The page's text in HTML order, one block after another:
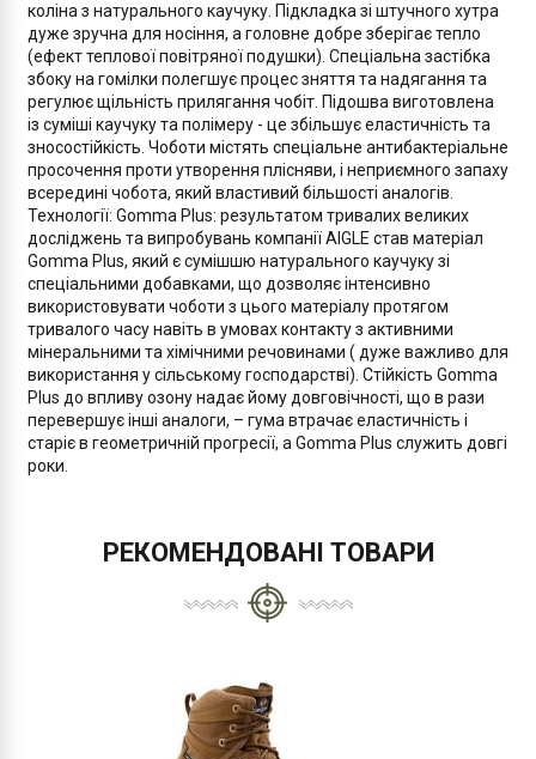
коліна з натурального каучуку. Підкладка зі штучного хутра
дуже зручна для носіння, а головне добре зберігає тепло
(ефект теплової повітряної подушки). Спеціальна застібка
збоку на гомілки полегшує процес зняття та надягання та
регулює щільність прилягання чобіт. Підошва виготовлена
із суміші каучуку та полімеру - це збільшує еластичність та
зносостійкість. Чоботи містять спеціальне антибактеріальне
просочення проти утворення плісняви, і неприємного запаху
всередині чобота, який властивий більшості аналогів.
Технології: Gomma Plus: результатом тривалих великих
досліджень та випробувань компанії AIGLE став матеріал
Gomma Plus, який є сумішшю натурального каучуку зі
спеціальними добавками, що дозволяє інтенсивно
використовувати чоботи з цього матеріалу протягом
тривалого часу навіть в умовах контакту з активними
мінеральними та хімічними речовинами ( дуже важливо для
використання у сільському господарстві). Стійкість Gomma
Plus до впливу озону надає йому довговічності, що в рази
перевершує інші аналоги, – гума втрачає еластичність і
старіє в геометричній прогресії, а Gomma Plus служить довгі
роки.
РЕКОМЕНДОВАНІ ТОВАРИ